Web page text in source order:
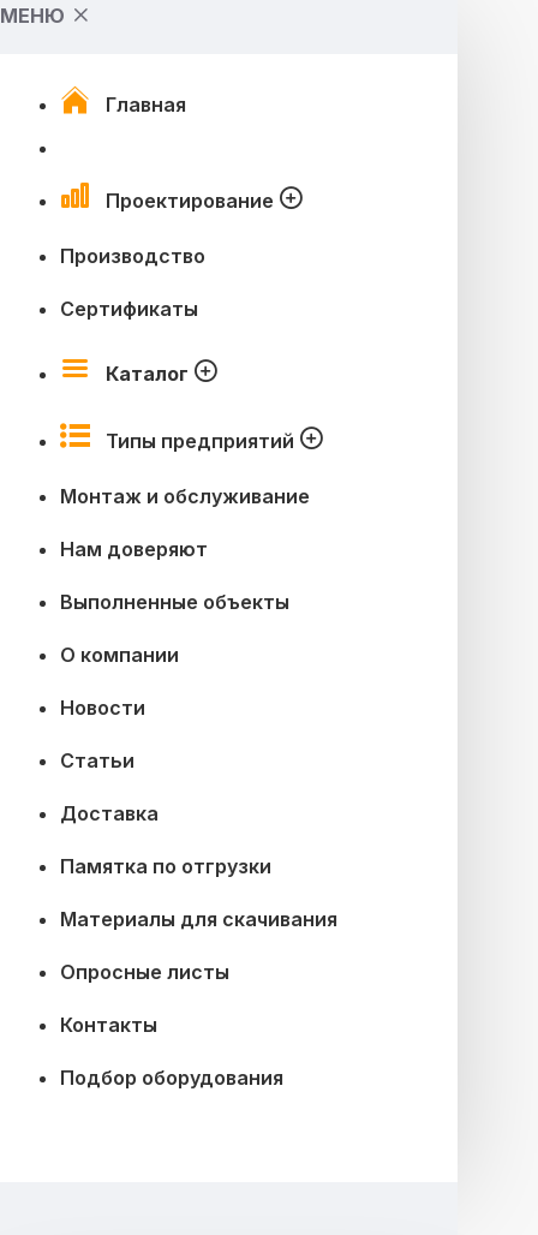
МЕНЮ
Главная
Проектирование
Производство
Сертификаты
Каталог
Типы предприятий
Монтаж и обслуживание
Нам доверяют
Выполненные объекты
О компании
Новости
Статьи
Доставка
Памятка по отгрузки
Материалы для скачивания
Опросные листы
Контакты
Подбор оборудования